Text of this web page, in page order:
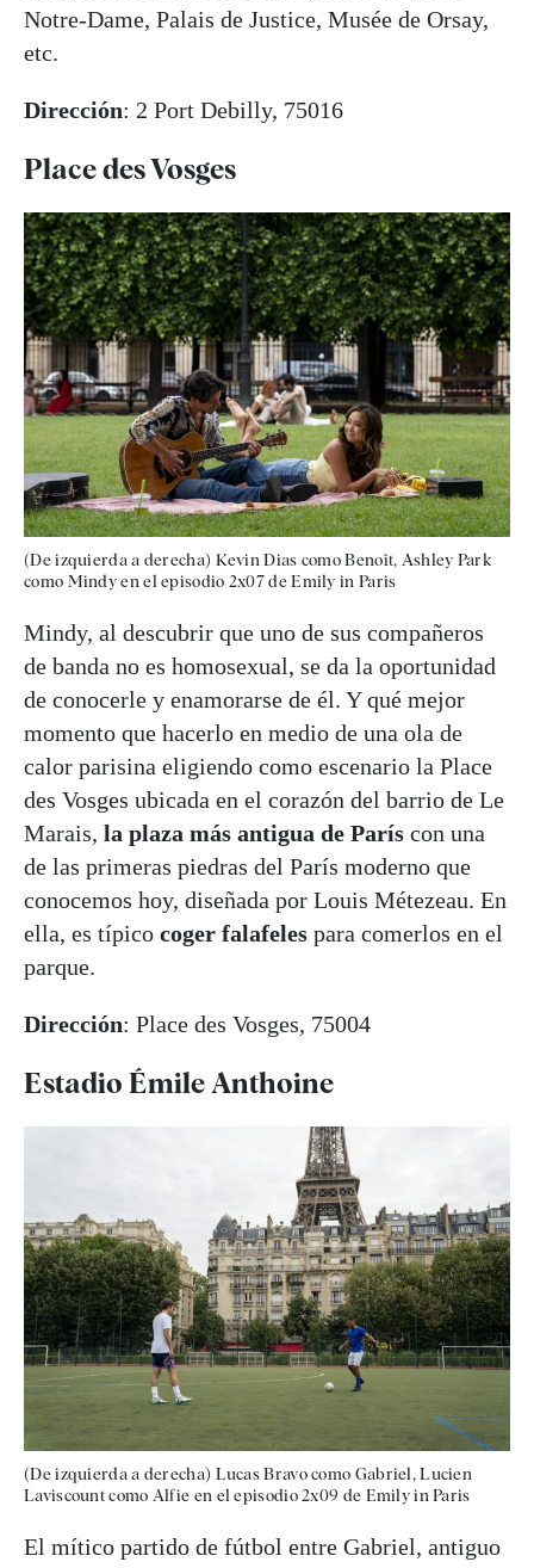
Notre-Dame, Palais de Justice, Musée de Orsay,
etc.
Dirección: 2 Port Debilly, 75016
Place des Vosges
(De izquierda a derecha) Kevin Dias como Benoît, Ashley Park
como Mindy en el episodio 2x07 de Emily in Paris
Mindy, al descubrir que uno de sus compañeros
de banda no es homosexual, se da la oportunidad
de conocerle y enamorarse de él. Y qué mejor
momento que hacerlo en medio de una ola de
calor parisina eligiendo como escenario la Place
des Vosges ubicada en el corazón del barrio de Le
Marais, la plaza más antigua de París con una
de las primeras piedras del París moderno que
conocemos hoy, diseñada por Louis Métezeau. En
ella, es típico coger falafeles para comerlos en el
parque.
Dirección: Place des Vosges, 75004
Estadio Émile Anthoine
(De izquierda a derecha) Lucas Bravo como Gabriel, Lucien
Laviscount como Alfie en el episodio 2x09 de Emily in Paris
El mítico partido de fútbol entre Gabriel, antiguo